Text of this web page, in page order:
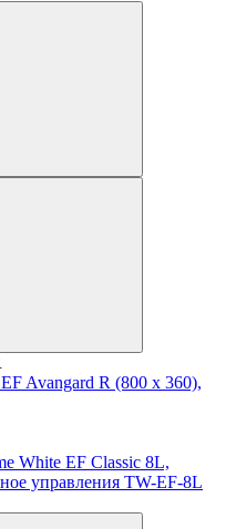
Avangard R (800 х 360),